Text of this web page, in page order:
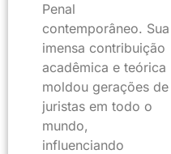
Penal
contemporâneo. Sua
imensa contribuição
acadêmica e teórica
moldou gerações de
juristas em todo o
mundo,
influenciando